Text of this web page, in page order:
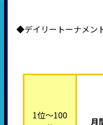
◆デイリートーナメン
1位～100
月